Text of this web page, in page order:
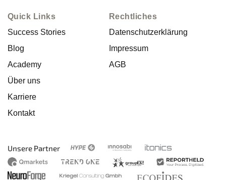
Quick Links
Success Stories
Blog
Academy
Über uns
Karriere
Kontakt
Rechtliches
Datenschutzerklärung
Impressum
AGB
Unsere Partner